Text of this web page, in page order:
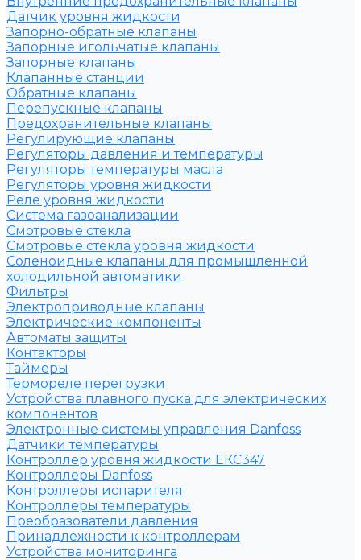
Датчик уровня жидкости
Запорно-обратные клапаны
Запорные игольчатые клапаны
Запорные клапаны
Клапанные станции
Обратные клапаны
Перепускные клапаны
Предохранительные клапаны
Регулирующие клапаны
Регуляторы давления и температуры
Регуляторы температуры масла
Регуляторы уровня жидкости
Реле уровня жидкости
Система газоанализации
Смотровые стекла
Смотровые стекла уровня жидкости
Соленоидные клапаны для промышленной
холодильной автоматики
Фильтры
Электроприводные клапаны
Электрические компоненты
Автоматы защиты
Контакторы
Таймеры
Термореле перегрузки
Устройства плавного пуска для электрических
компонентов
Электронные системы управления Danfoss
Датчики температуры
Контроллер уровня жидкости ЕКС347
Контроллеры Danfoss
Контроллеры испарителя
Контроллеры температуры
Преобразователи давления
Принадлежности к контроллерам
Устройства мониторинга